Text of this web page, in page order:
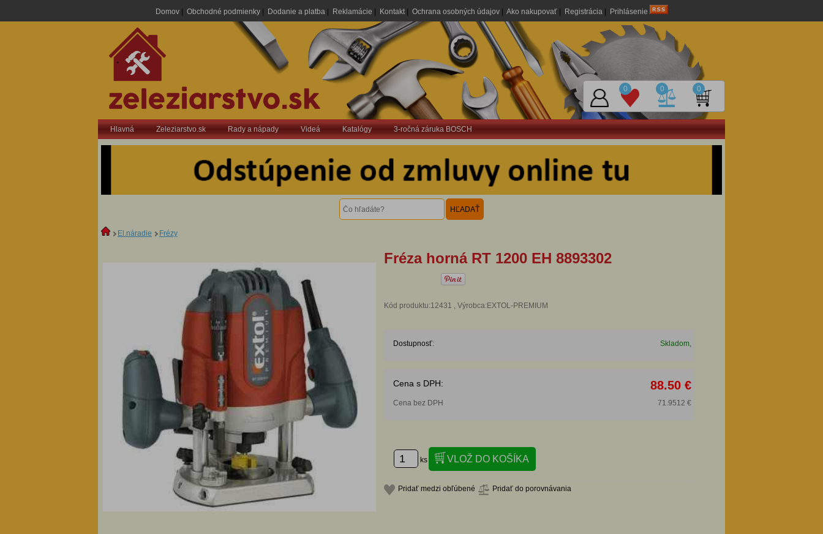
Domov| Obchodné podmienky| Dodanie a platba| Reklamácie Kontakt| Ochrana osobných údajov| Ako nakupovať| Registrácia| Prihlásenie
.
0 0 0
Hlavná Zeleziarstvo.sk Rady a nápady Videá Katalógy 3-ročná záruka BOSCH
El.náradie Frézy
Fréza horná RT 1200 EH 8893302
Kód produktu:12431 , Výrobca:EXTOL-PREMIUM
Dostupnosť: Skladom,
Cena s DPH: 88.50 €
Cena bez DPH 71.9512 €
ks
Pridať medzi obľúbené Pridať do porovnávania